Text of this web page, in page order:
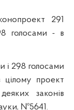
291
голосами - в
і 298 голосами
проект
законів
№5641.